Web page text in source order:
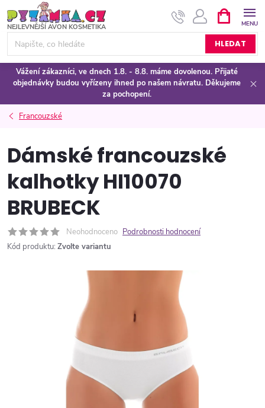
na
obsah
HLEDAT
NÁKUPNÍ
KOŠÍK
Vážení zákazníci, ve dnech 1.8. - 8.8. máme dovolenou. Přijaté
objednávky budou vyřízeny ihned po našem návratu. Děkujeme
za pochopení.
Francouzské
Dámské francouzské
kalhotky HI10070
BRUBECK
Neohodnoceno Podrobnosti hodnocení
Kód produktu: Zvolte variantu